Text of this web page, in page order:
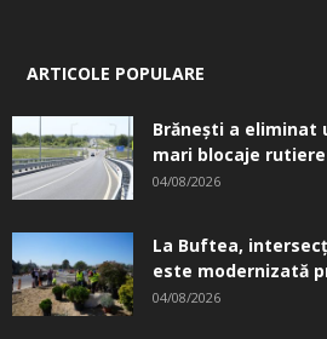
ARTICOLE POPULARE
Brănești a eliminat
mari blocaje rutiere
04/08/2026
La Buftea,
este modernizată
04/08/2026